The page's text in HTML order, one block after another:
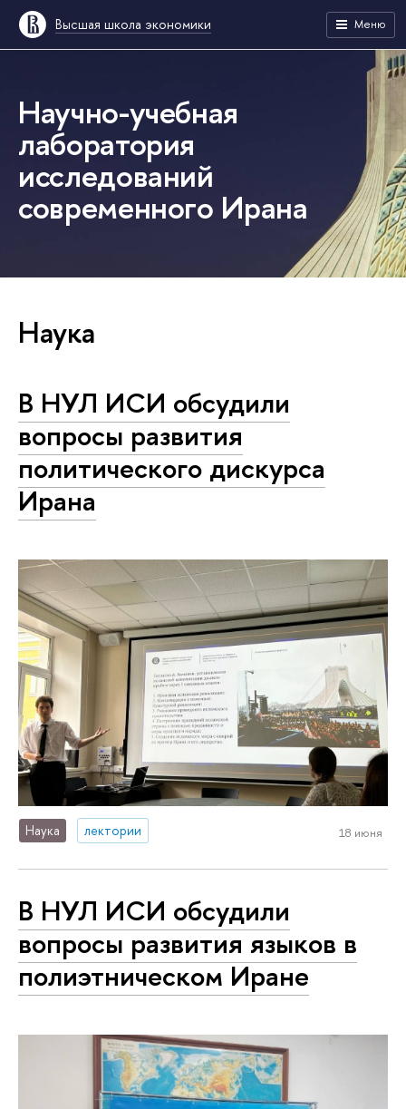
Высшая школа экономики Меню
Научно-учебная
лаборатория
исследований
современного Ирана
Наука
В НУЛ ИСИ обсудили
вопросы развития
политического дискурса
Ирана
Наука лектории 18 июня
В НУЛ ИСИ обсудили
вопросы развития языков в
полиэтническом Иране